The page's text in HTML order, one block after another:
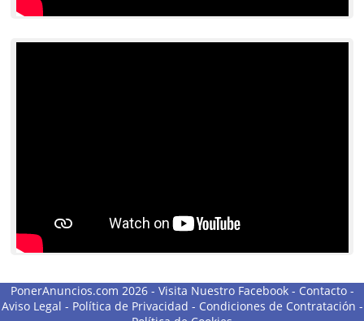
PonerAnuncios.com 2026 - Visita Nuestro Facebook- Contacto-
Aviso Legal - Política de Privacidad - Condiciones de Contratación -